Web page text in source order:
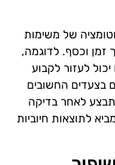
של משימות
זמן וכסף. לדוגמה,
לעזור לקבוע
בצעדים החשובים
לאחר בדיקה
לתוצאות חיוביות